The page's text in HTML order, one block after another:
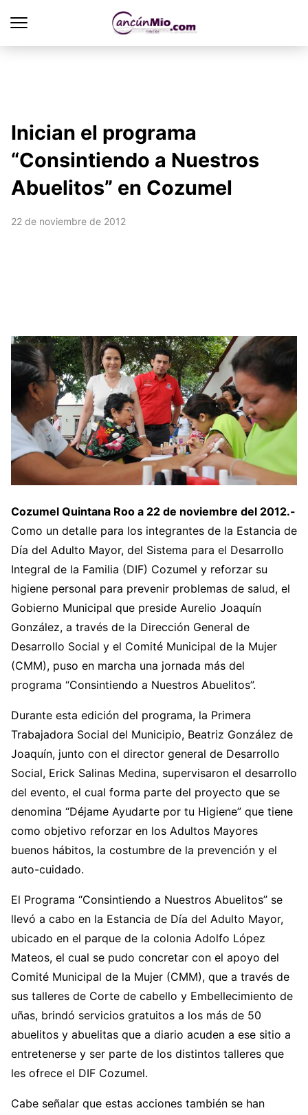
Inician el programa
“Consintiendo a Nuestros
Abuelitos” en Cozumel
22 de noviembre de 2012
Cozumel Quintana Roo a 22 de noviembre del 2012.-
Como un detalle para los integrantes de la Estancia de
Día del Adulto Mayor, del Sistema para el Desarrollo
Integral de la Familia (DIF) Cozumel y reforzar su
higiene personal para prevenir problemas de salud, el
Gobierno Municipal que preside Aurelio Joaquín
González, a través de la Dirección General de
Desarrollo Social y el Comité Municipal de la Mujer
(CMM), puso en marcha una jornada más del
programa “Consintiendo a Nuestros Abuelitos”.
Durante esta edición del programa, la Primera
Trabajadora Social del Municipio, Beatriz González de
Joaquín, junto con el director general de Desarrollo
Social, Erick Salinas Medina, supervisaron el desarrollo
del evento, el cual forma parte del proyecto que se
denomina “Déjame Ayudarte por tu Higiene” que tiene
como objetivo reforzar en los Adultos Mayores
buenos hábitos, la costumbre de la prevención y el
auto-cuidado.
El Programa “Consintiendo a Nuestros Abuelitos” se
llevó a cabo en la Estancia de Día del Adulto Mayor,
ubicado en el parque de la colonia Adolfo López
Mateos, el cual se pudo concretar con el apoyo del
Comité Municipal de la Mujer (CMM), que a través de
sus talleres de Corte de cabello y Embellecimiento de
uñas, brindó servicios gratuitos a los más de 50
abuelitos y abuelitas que a diario acuden a ese sitio a
entretenerse y ser parte de los distintos talleres que
les ofrece el DIF Cozumel.
Cabe señalar que estas acciones también se han